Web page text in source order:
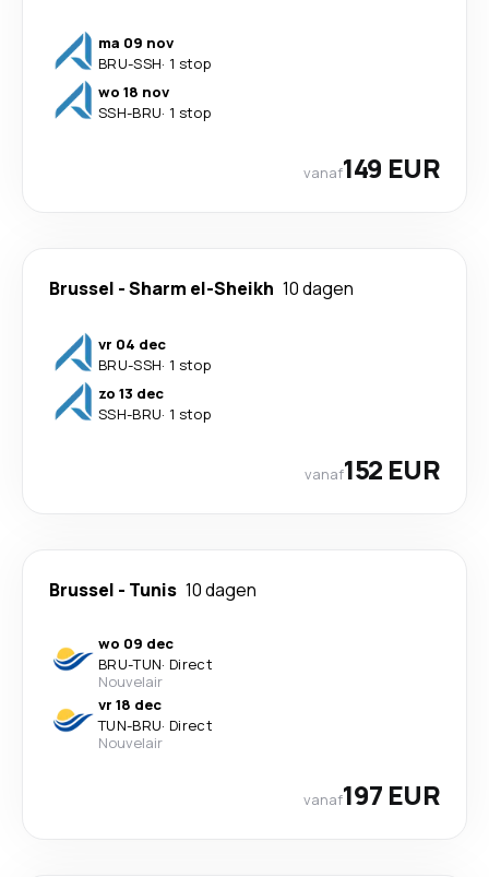
ma 09 nov
BRU-SSH· 1 stop
wo 18 nov
SSH-BRU· 1 stop
vanaf149 EUR
Brussel -Sharm el-Sheikh 10 dagen
vr 04 dec
BRU-SSH· 1 stop
zo 13 dec
SSH-BRU· 1 stop
vanaf152 EUR
Brussel - Tunis 10 dagen
wo 09 dec
BRU-TUN· Direct
Nouvelair
vr 18 dec
TUN-BRU· Direct
Nouvelair
vanaf197 EUR